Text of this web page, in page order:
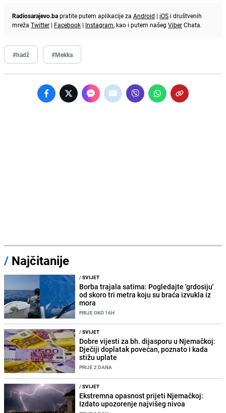
Radiosarajevo.bapratite putem aplikacije za Android | iOS i društvenih
mreža Twitter | Facebook | Instagram, kao i putem našeg ViberChata.
#hadž #Mekka
/ Najčitanije
/SVIJET
Borba trajala satima: Pogledajte 'grdosiju'
od skoro tri metra koju su braća izvukla iz
mora
PRIJE OKO 16H
/SVIJET
Dobre vijesti za bh. dijasporu u Njemačkoj:
Dječiji doplatak povećan, poznato i kada
stižu uplate
PRIJE 2 DANA
/SVIJET
Ekstremna opasnost prijeti Njemačkoj:
Izdato upozorenje najvišeg nivoa